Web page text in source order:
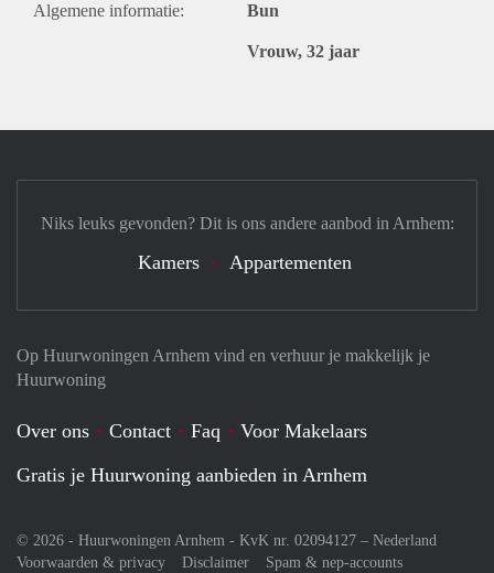
Algemene informatie: Bun
Vrouw, 32 jaar
Op Huurwoningen Arnhem vind en verhuur je makkelijk je
Huurwoning
Over ons Contact Faq
Voor Makelaars
Gratis je Huurwoning aanbieden in Arnhem
© 2026 - Huurwoningen Arnhem - KvK nr. 02094127 – Nederland
Voorwaarden & privacy
Disclaimer Spam & nep-accounts
Niks leuks gevonden? Dit is ons andere aanbod in Arnhem:
Kamers Appartementen